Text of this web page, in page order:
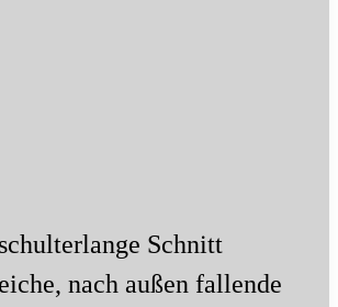
Schnitt
nach außen fallende